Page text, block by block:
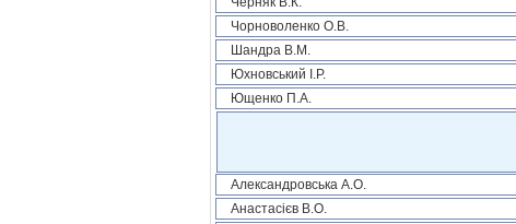
Чорноволенко О.В.
Шандра В.М.
Юхновський І.Р.
Ющенко П.А.
Александровська А.О.
Анастасієв В.О.